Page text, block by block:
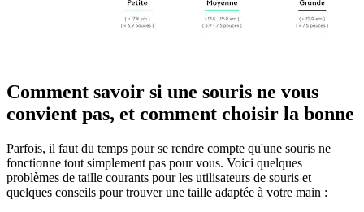
Comment savoir si une souris ne vous
convient pas, et comment choisir la bonne
Parfois, il faut du temps pour se rendre compte qu'une souris ne
fonctionne tout simplement pas pour vous. Voici quelques
problèmes de taille courants pour les utilisateurs de souris et
quelques conseils pour trouver une taille adaptée à votre main :